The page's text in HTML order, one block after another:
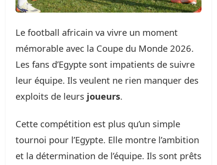
Le football africain va vivre un moment
mémorable avec la Coupe du Monde 2026.
Les fans d’Egypte sont impatients de suivre
leur équipe. Ils veulent ne rien manquer des
exploits de leurs joueurs.
Cette compétition est plus qu’un simple
tournoi pour l’Egypte. Elle montre l’ambition
et la détermination de l’équipe. Ils sont prêts